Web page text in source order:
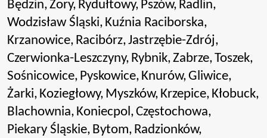
Będzin,Żory, Rydułtowy, Pszów, Radlin,
Wodzisław Śląski, Kuźnia Raciborska,
Krzanowice, Racibórz,Jastrzębie-Zdrój,
Czerwionka-Leszczyny, Rybnik,Zabrze,Toszek,
Sośnicowice, Pyskowice, Knurów,Gliwice,
Żarki, Koziegłowy, Myszków, Krzepice, Kłobuck,
Blachownia, Koniecpol,Częstochowa,
Piekary Śląskie, Bytom, Radzionków,